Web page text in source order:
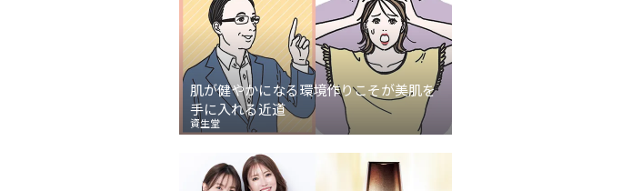
肌が健やかになる環境作りこそが美肌を
手に入れる近道
資生堂